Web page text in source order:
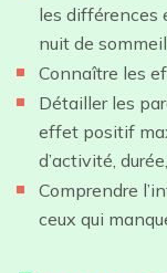
les différences
nuit de sommeil
Connaître les
Détailler les
effet positif
d’activité,
Comprendre
ceux qui